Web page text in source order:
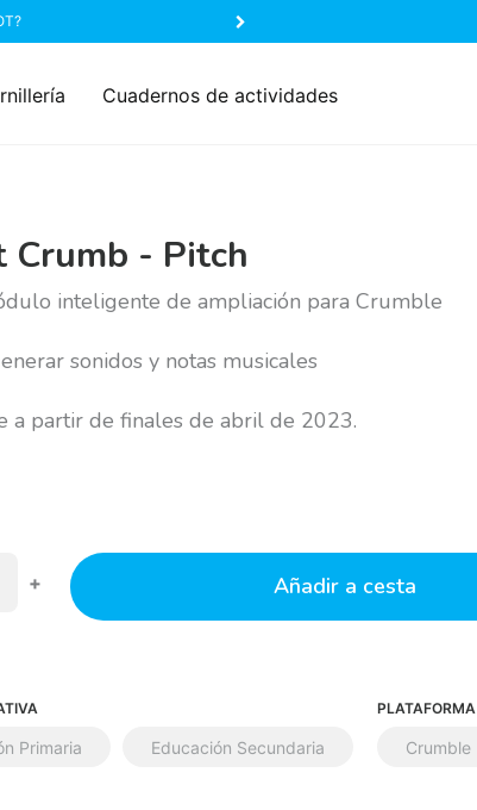
Cuadernos de actividades
Crumb - Pitch
inteligente de ampliación para Crumble
sonidos y notas musicales
a partir de finales de abril de 2023.
+ Añadir a cesta
Primaria Educación Secundaria
PLATAFORMA
Crumble